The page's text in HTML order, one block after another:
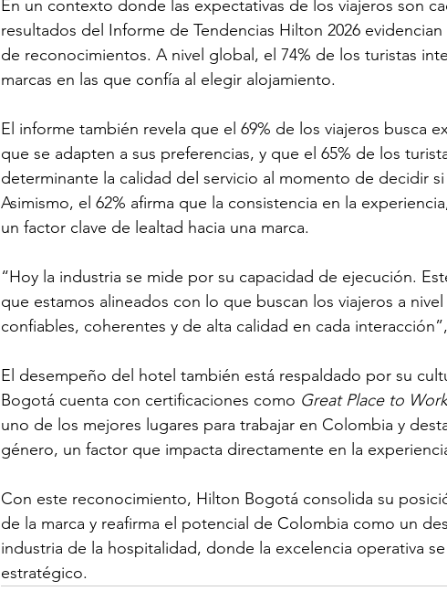
En un contexto donde las expectativas de los viajeros son
resultados del Informe de Tendencias Hilton 2026
de reconocimientos. A nivel global, el 74% de los turistas
marcas en las que confía al elegir alojamiento.
El informe también revela que el 69% de los viajeros busca
que se adapten a sus preferencias, y que el 65% de los
determinante la calidad del servicio al momento de decidir
Asimismo, el 62% afirma que la consistencia en la
un factor clave de lealtad hacia una marca.
“Hoy la industria se mide por su capacidad de ejecución.
que estamos alineados con lo que buscan los viajeros a
confiables, coherentes y de alta calidad en cada
El desempeño del hotel también está respaldado por su
Bogotá cuenta con certificaciones como Great Place to Work
uno de los mejores lugares para trabajar en Colombia y
género, un factor que impacta directamente en la
Con este reconocimiento, Hilton Bogotá consolida su
de la marca y reafirma el potencial de Colombia como un
industria de la hospitalidad, donde la excelencia operativa
estratégico.